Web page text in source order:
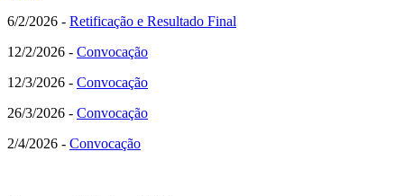
6/2/2026 - Retificação e Resultado Final
12/2/2026 - Convocação
12/3/2026 - Convocação
26/3/2026 - Convocação
2/4/2026 - Convocação